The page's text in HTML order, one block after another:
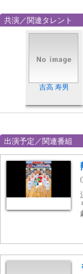
共演／関連タレント
吉高 寿男
出演予定／関連番組